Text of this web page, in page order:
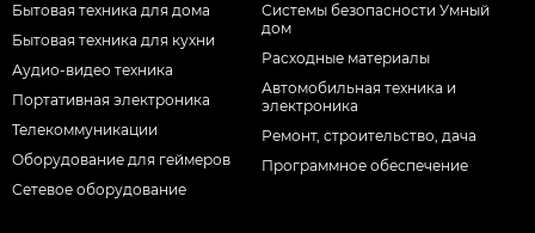
Бытовая техника для дома
Бытовая техника для кухни
Аудио-видео техника
Портативная электроника
Телекоммуникации
Оборудование для геймеров
Сетевое оборудование
Системы безопасности Умный
дом
Расходные материалы
Автомобильная техника и
электроника
Ремонт, строительство, дача
Программное обеспечение